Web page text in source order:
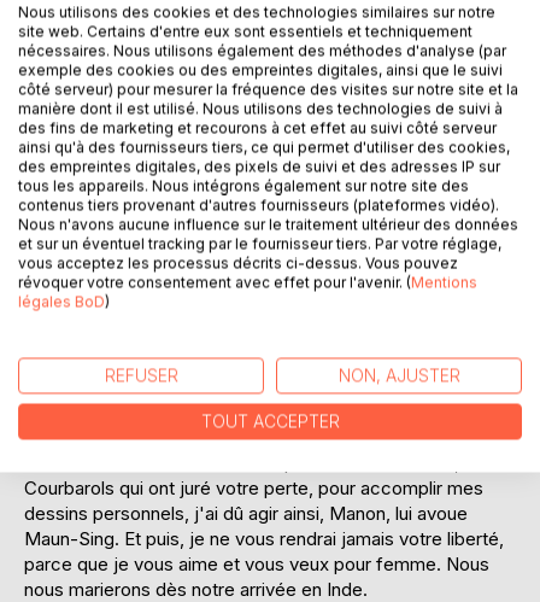
DESCRIPTION
A Paris où Manon travaille, le hasard la met en présence
d'Ahélya, la soeur de Maun-Sing. Bientôt, une sincère
amitié unit les deux jeunes fllles. Elle se revoient souvent
et, un jour, Manon rencontre chez Ahélya le maharadja de
Bangove-Maun-Sing qu'elle n'avait pas revu depuis
longtemps.
La petite Manon d'autrefois qu'il appelait alors « l'enfant
mystérieuse » est devenue une séduisante jeune fllle et
Maun-Sing s'éprend passionnément d'elle. Mais quels sont
Qu'importe ! Manon est enlevée par Maun-Sing sur son
yacht, le Trimourti, qui fait route vers l'Inde.
Courbarols qui ont juré votre perte, pour accomplir mes
dessins personnels, j'ai dû agir ainsi, Manon, lui avoue
Maun-Sing. Et puis, je ne vous rendrai jamais votre liberté,
parce que je vous aime et vous veux pour femme. Nous
nous marierons dès notre arrivée en Inde.
Nous utilisons des cookies et des technologies similaires sur notre
site web. Certains d'entre eux sont essentiels et techniquement
nécessaires. Nous utilisons également des méthodes d'analyse (par
exemple des cookies ou des empreintes digitales, ainsi que le suivi
côté serveur) pour mesurer la fréquence des visites sur notre site et la
manière dont il est utilisé. Nous utilisons des technologies de suivi à
des fins de marketing et recourons à cet effet au suivi côté serveur
ainsi qu'à des fournisseurs tiers, ce qui permet d'utiliser des cookies,
des empreintes digitales, des pixels de suivi et des adresses IP sur
tous les appareils. Nous intégrons également sur notre site des
contenus tiers provenant d'autres fournisseurs (plateformes vidéo).
Nous n'avons aucune influence sur le traitement ultérieur des données
et sur un éventuel tracking par le fournisseur tiers. Par votre réglage,
vous acceptez les processus décrits ci-dessus. Vous pouvez
révoquer votre consentement avec effet pour l'avenir. (Mentions
légales BoD)
REFUSER NON, AJUSTER
TOUT ACCEPTER